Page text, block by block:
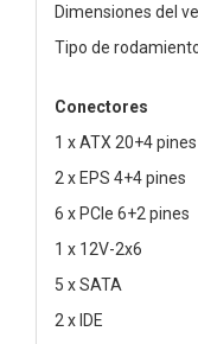
Dimensiones del
Tipo de
Conectores
1 x ATX 20+4 pines
2 x EPS 4+4 pines
6 x PCIe 6+2 pines
1 x 12V-2x6
5 x SATA
2 x IDE